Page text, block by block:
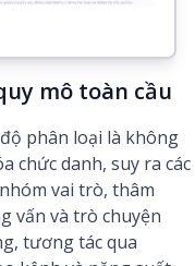
mô toàn cầu
phân loại là không
chức danh, suy ra các
vai trò, thâm
vấn và trò chuyện
tương tác qua